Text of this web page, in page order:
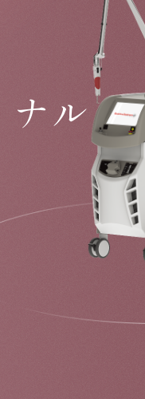
ル